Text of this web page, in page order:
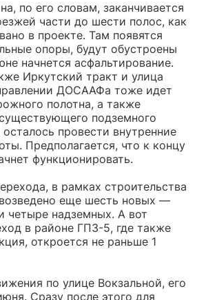
по его словам, заканчивается
части до шести полос, как
в проекте. Там появятся
опоры, будут обустроены
начнется асфальтирование.
Иркутский тракт и улица
ДОСААФа тоже идет
полотна, а также
подземного
провести внутренние
Предполагается, что к концу
функционировать.
в рамках строительства
возведено еще шесть новых —
четыре надземных. А вот
в районе ГПЗ-5, где также
откроется не раньше 1
по улице Вокзальной, его
Сразу после этого для